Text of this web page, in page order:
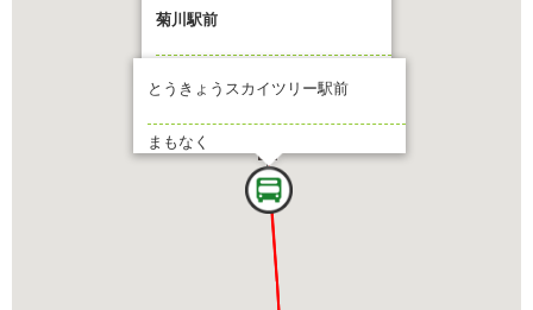
菊川駅前
とうきょうスカイツリー駅前
まもなく